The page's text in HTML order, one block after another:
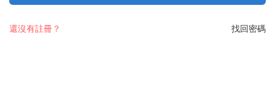
找回密碼
還沒有註冊？